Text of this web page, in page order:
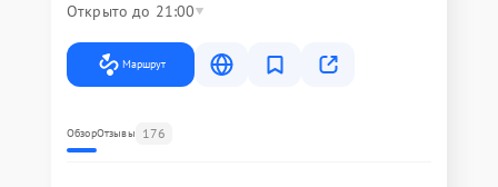
Открыто до 21:00
Маршрут
ОбзорОтзывы 176